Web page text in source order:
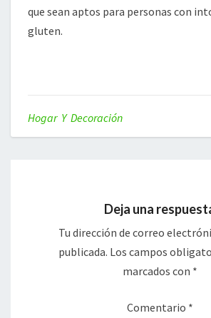
que sean aptos para personas con
gluten.
Hogar Y Decoración
Deja una
Tu dirección de correo
publicada. Los campos
marcados con *
Comentario *